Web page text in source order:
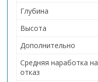
Глубина
Высота
Дополнительно
Средняя наработка на
отказ